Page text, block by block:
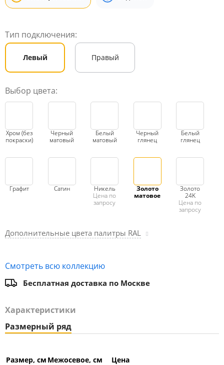
Тип подключения:
Левый Правый
Выбор цвета:
Хром (без
покраски)
Черный
матовый
Белый
матовый
Черный
глянец
Белый
глянец
Графит Сатин
Никель
Цена по
запросу
Золото
матовое
Золото
24K
Цена по
запросу
Дополнительные цвета палитры RAL
Смотреть всю коллекцию
Бесплатная доставка по Москве
Характеристики
Размерный ряд
Размер, см Межосевое, см
Цена